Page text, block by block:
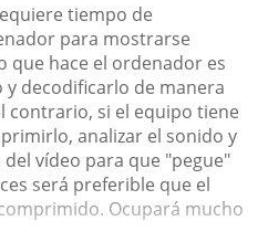
tiempo de
para mostrarse
que hace el ordenador es
y decodificarlo de manera
contrario, si el equipo tiene
analizar el sonido y
vídeo para que "pegue"
será preferible que el
Ocupará mucho